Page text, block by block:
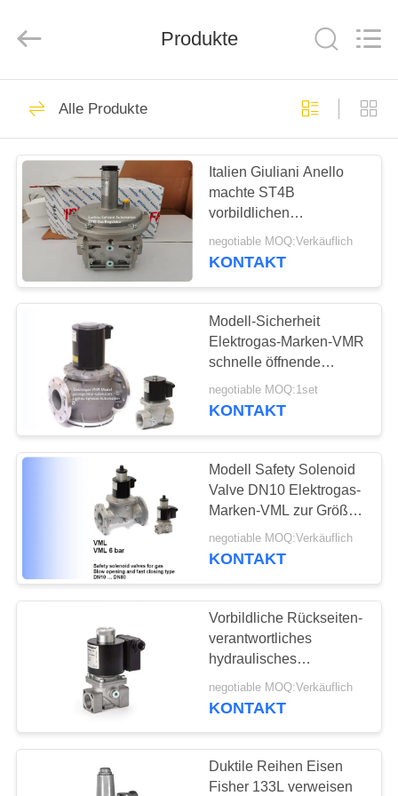
HAUSE
PRODUKTE
ÜBER
WERKSBESICHTIGUNG
QUALITÄTSKONTROLLE
KONTAKT
MIT
NEUIGKEITEN
BITTE UM
ANGEBOT
SITEMAP
DATENSCHUTZERKLÄRUNG
Ltd..
Gas-Druckregler
Fisher Gas
Regulator
44
Differenzdruckgeber
17
DSC-Dampfentlüfter
Produkte
Alle Produkte
Italien Giuliani Anello
machte ST4B
vorbildlichen
Hochdruckgas-Regler
mit Absperrventil
negotiable MOQ:Verkäuflich
KONTAKT
Modell-Sicherheit
Elektrogas-Marken-VMR
schnelle öffnende
Rexroth-Magnetventil-
einzelnes Stadiums-
negotiable MOQ:1set
KONTAKT
Modell Safety Solenoid
Valve DN10 Elektrogas-
Marken-VML zur Größe
DN80
negotiable MOQ:Verkäuflich
KONTAKT
Vorbildliche Rückseiten-
verantwortliches
hydraulisches
Magnetventil-/Gas-
Geräteautomatisches
VMRNA
negotiable MOQ:Verkäuflich
KONTAKT
Duktile Reihen Eisen
Fisher 133L verweisen